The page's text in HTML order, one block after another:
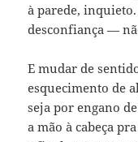
à parede,
desconfiança —
E mudar de
esquecimento de
seja por engano
a mão à cabeça